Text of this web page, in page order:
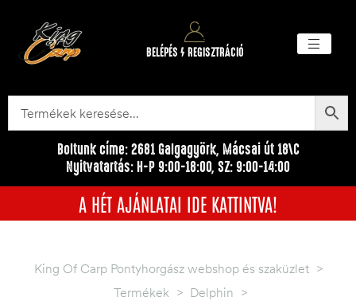
BELÉPÉS / REGISZTRÁCIÓ
Boltunk címe: 2681 Galgagyörk, Mácsai út 18\C
Nyitvatartás: H-P 9:00-18:00, SZ: 9:00-14:00
A HÉT AJÁNLATAI IDE KATTINTVA!
King Of Carp Pontyhorgász webshop és szaküzlet >
Termékek > Delphin >